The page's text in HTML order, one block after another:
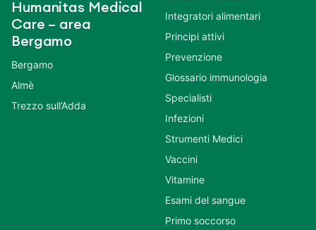
Humanitas Medical
Care – area
Bergamo
Bergamo
Almè
Trezzo sull’Adda
Integratori alimentari
Principi attivi
Prevenzione
Glossario immunologia
Specialisti
Infezioni
Strumenti Medici
Vaccini
Vitamine
Esami del sangue
Primo soccorso